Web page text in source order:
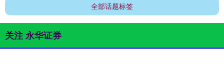
全部话题标签
关注 永华证券